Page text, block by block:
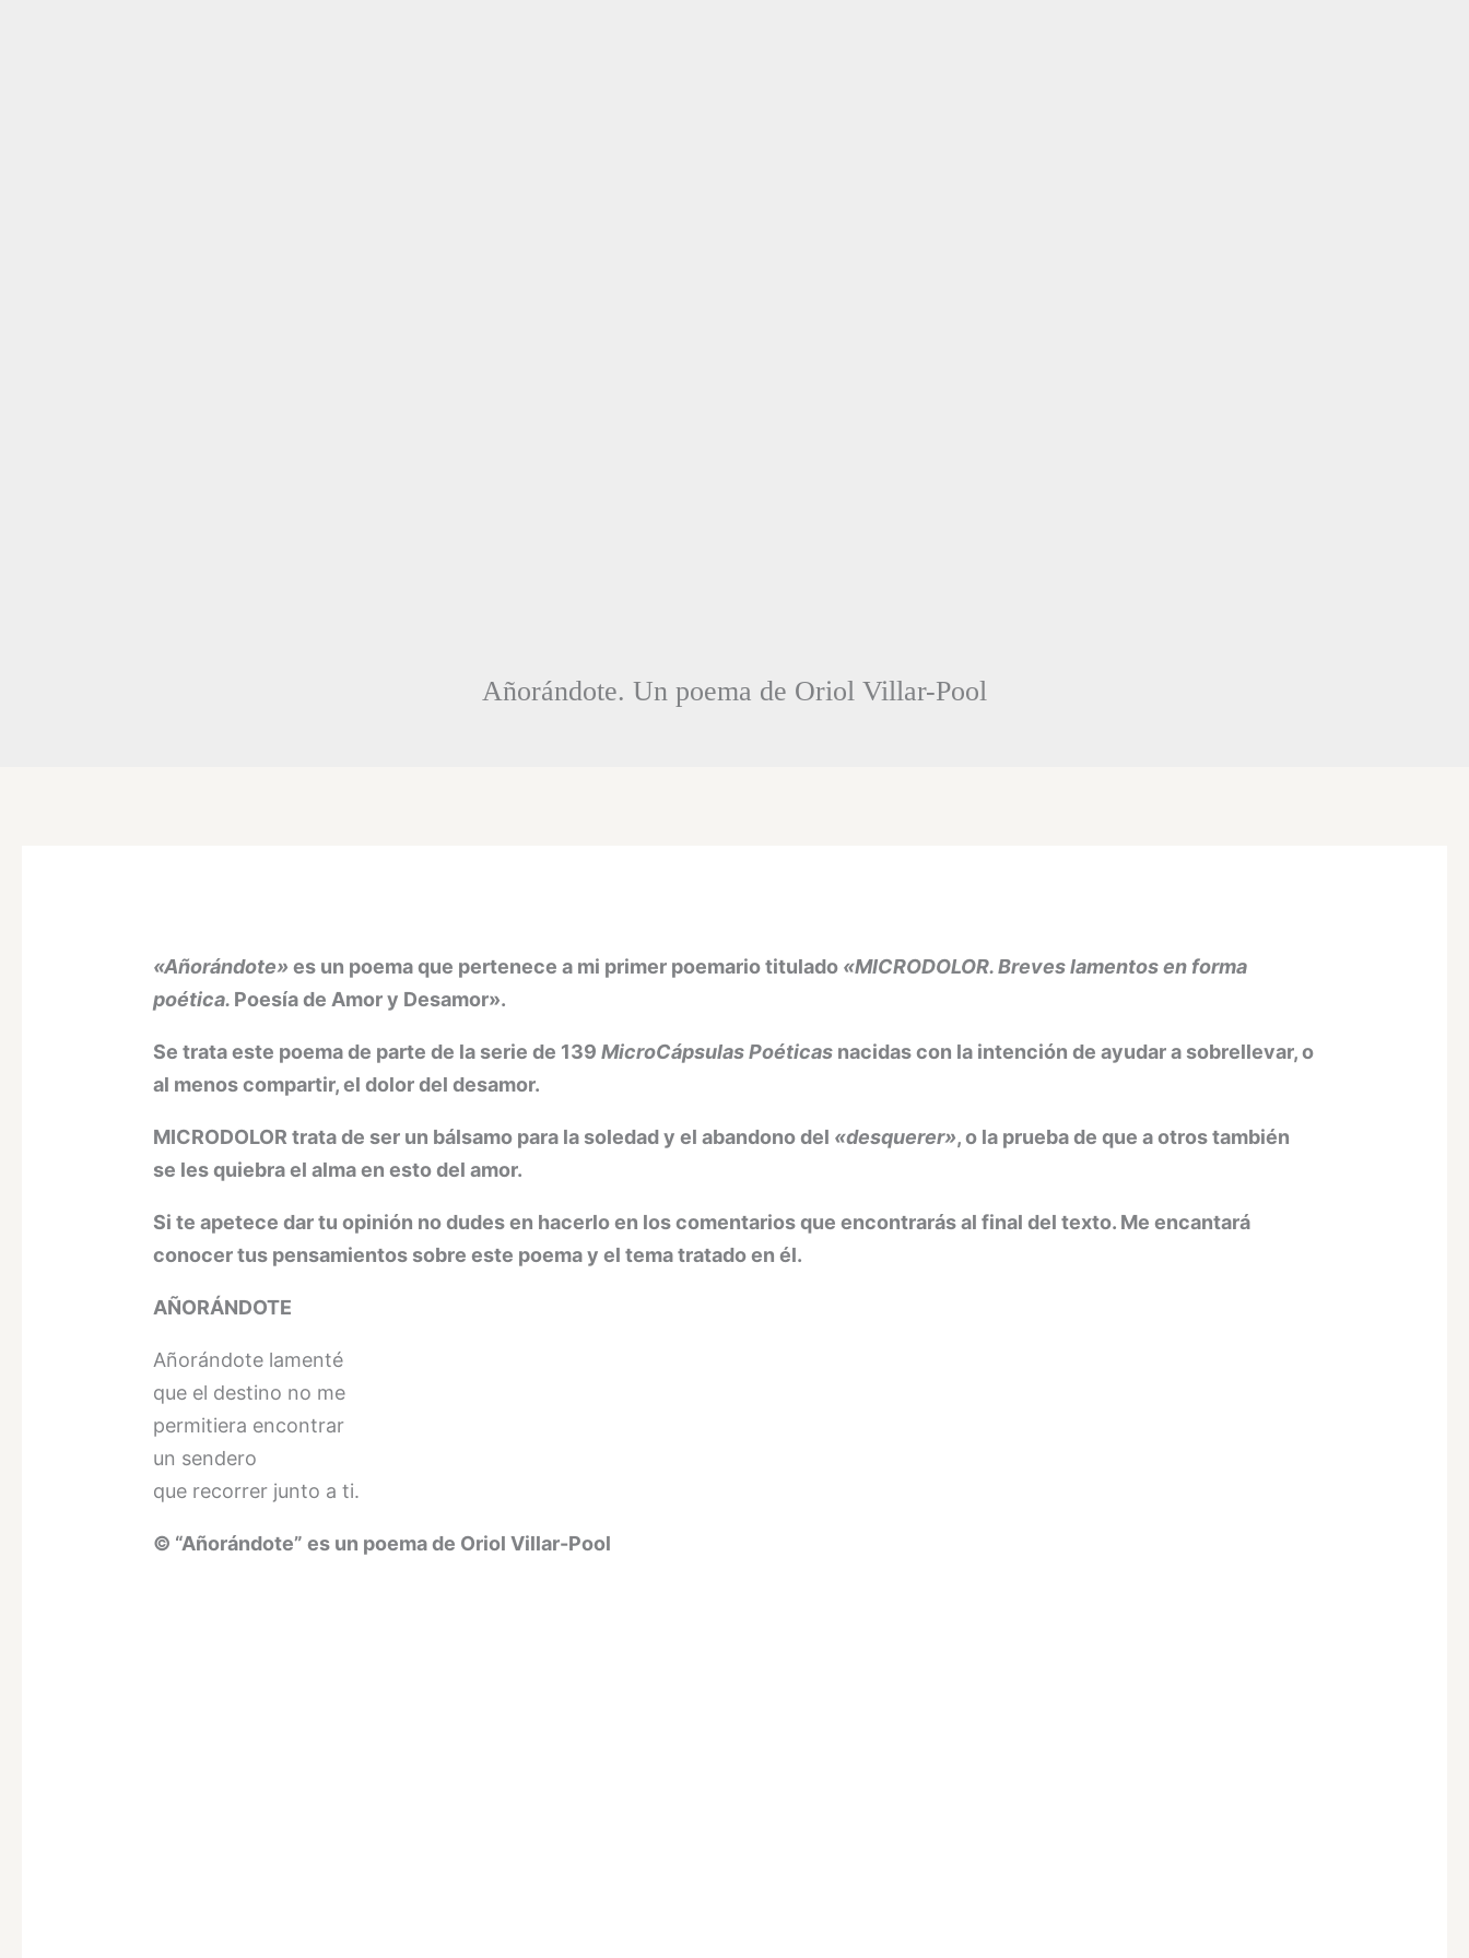
Añorándote. Un poema de Oriol Villar-Pool
«Añorándote» es un poema que pertenece a mi primer poemario titulado «MICRODOLOR. Breves lamentos en forma
poética. Poesía de Amor y Desamor».
Se trata este poema de parte de la serie de 139MicroCápsulas Poéticas nacidas con la intención de ayudar a sobrellevar, o
al menos compartir, el dolor del desamor.
MICRODOLOR trata de ser un bálsamo para la soledad y el abandono del «desquerer», o la prueba de que a otros también
se les quiebra el alma en esto del amor.
Si te apetece dar tu opinión no dudes en hacerlo en los comentarios que encontrarás al final del texto. Me encantará
conocer tus pensamientos sobre este poema y el tema tratado en él.
AÑORÁNDOTE
Añorándote lamenté
que el destino no me
permitiera encontrar
un sendero
que recorrer junto a ti.
© “Añorándote” es un poema de Oriol Villar-Pool